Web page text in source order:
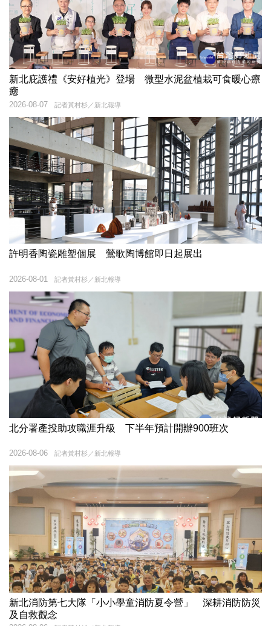
新北庇護禮《安好植光》登場 微型水泥盆植栽可食暖心療
癒
記者黃村杉／新北報導
2026-08-07
許明香陶瓷雕塑個展 鶯歌陶博館即日起展出
記者黃村杉／新北報導
2026-08-01
北分署產投助攻職涯升級 下半年預計開辦900班次
記者黃村杉／新北報導
2026-08-06
新北消防第七大隊「小小學童消防夏令營」 深耕消防防災
及自救觀念